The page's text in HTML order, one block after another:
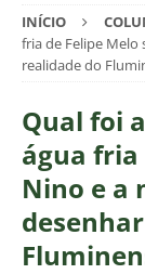
INÍCIO
fria de Felipe Melo
realidade do
Qual foi
água fria
Nino e a